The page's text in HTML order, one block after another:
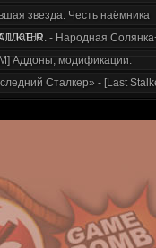
звезда. Честь наёмника
- Народная
Аддоны, модификации.
Сталкер» - [Last